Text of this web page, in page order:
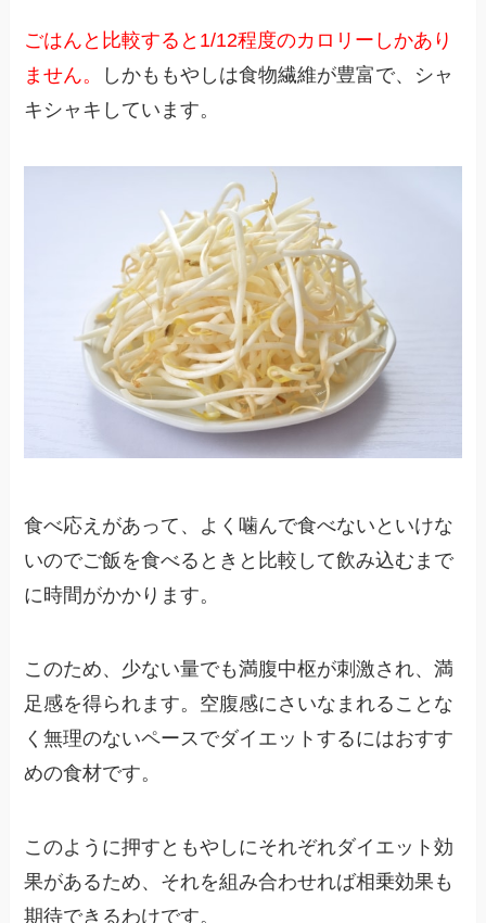
ごはんと比較すると1/12程度のカロリーしかあり
ません。
しかももやしは食物繊維が豊富で、シャ
キシャキしています。
食べ応えがあって、よく噛んで食べないといけな
いのでご飯を食べるときと比較して飲み込むまで
に時間がかかります。
このため、少ない量でも満腹中枢が刺激され、満
足感を得られます。空腹感にさいなまれることな
く無理のないペースでダイエットするにはおすす
めの食材です。
このように押すともやしにそれぞれダイエット効
果があるため、それを組み合わせれば相乗効果も
期待できるわけです。